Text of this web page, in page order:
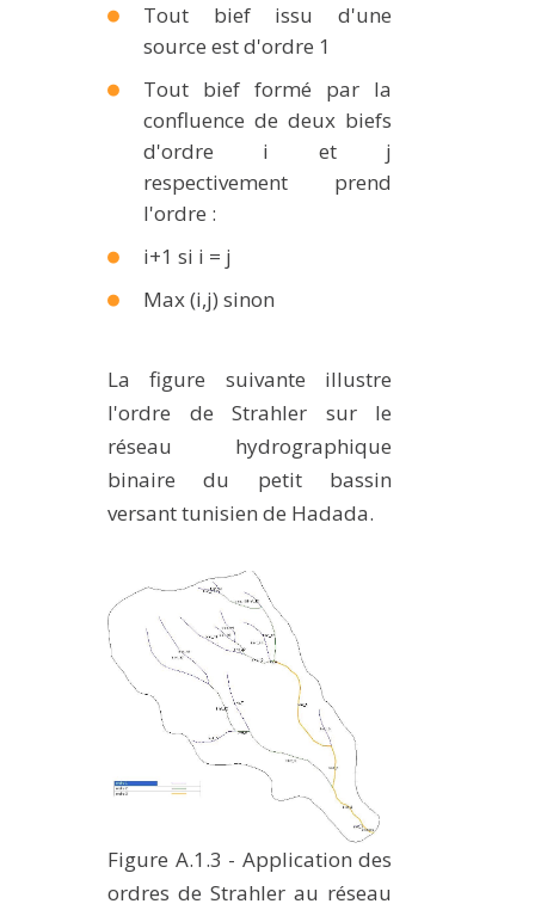
Tout bief issu d'une
source est d'ordre 1
Tout bief formé par la
confluence de deux biefs
d'ordre i et j
respectivement prend
l'ordre :
i+1 si i = j
Max (i,j) sinon
La figure suivante illustre
l'ordre de Strahler sur le
réseau hydrographique
binaire du petit bassin
versant tunisien de Hadada.
Figure A.1.3 - Application des
ordres de Strahler au réseau